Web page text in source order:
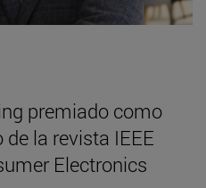
premiado como
la revista IEEE
Electronics